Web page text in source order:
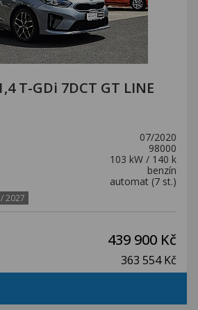
T-GDi 7DCT GT LINE
07/2020
98000
103 kW / 140 k
benzín
automat (7 st.)
2027
439 900 Kč
363 554 Kč